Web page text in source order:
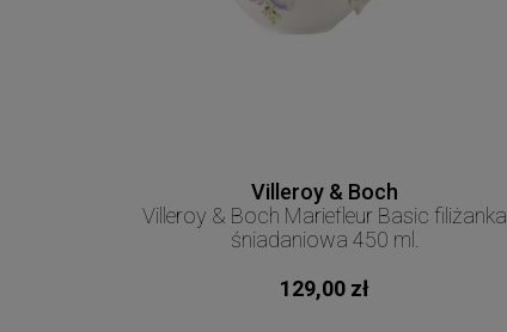
Villeroy & Boch
Villeroy & Boch Mariefleur Basic filiżanka
śniadaniowa 450 ml.
129,00 zł